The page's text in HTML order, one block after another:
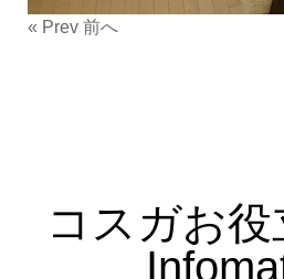
« Prev 前へ
コスガお役